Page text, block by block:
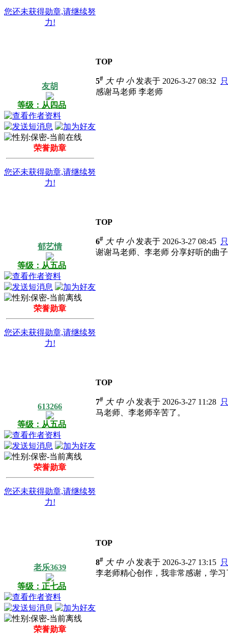
您还未获得勋章,请继续努
力!
TOP
友胡
等级：从四品
荣誉勋章
您还未获得勋章,请继续努
力!
5# 大 中 小发表于 2026-3-27 08:32
感谢马老师 李老师
TOP
郁艺情
等级：从五品
荣誉勋章
您还未获得勋章,请继续努
力!
6# 大 中 小发表于 2026-3-27 08:45
谢谢马老师、李老师 分享好听的曲子
TOP
613266
等级：从五品
荣誉勋章
您还未获得勋章,请继续努
力!
7# 大 中 小发表于 2026-3-27 11:28
马老师、李老师辛苦了。
TOP
老乐3639
等级：正七品
荣誉勋章
8# 大 中 小发表于 2026-3-27 13:15
李老师精心创作，我非常感谢，学习